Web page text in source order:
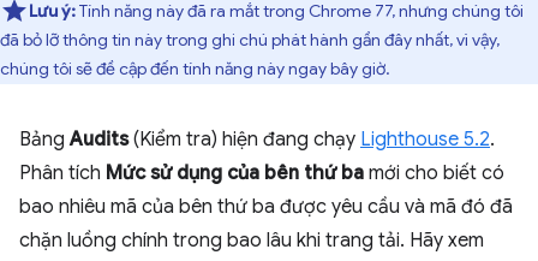
Lưu ý:Tính năng này đã ra mắt trong Chrome 77, nhưng chúng tôi
đã bỏ lỡ thông tin này trong ghi chú phát hành gần đây nhất, vì vậy,
chúng tôi sẽ đề cập đến tính năng này ngay bây giờ.
BảngAudits(Kiểm tra) hiện đang chạy Lighthouse 5.2.
Phân tích Mức sử dụng của bên thứ ba mới cho biết có
bao nhiêu mã của bên thứ ba được yêu cầu và mã đó đã
chặn luồng chính trong bao lâu khi trang tải. Hãy xem